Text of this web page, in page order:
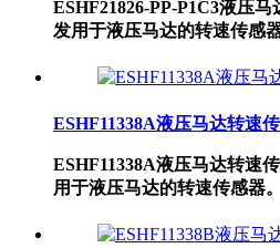
ESHF21826-PP-P1C3液压
发用于液压马达的转速传感器
ESHF11338A液压马达转速
ESHF11338A液压马达转速
用于液压马达的转速传感器。